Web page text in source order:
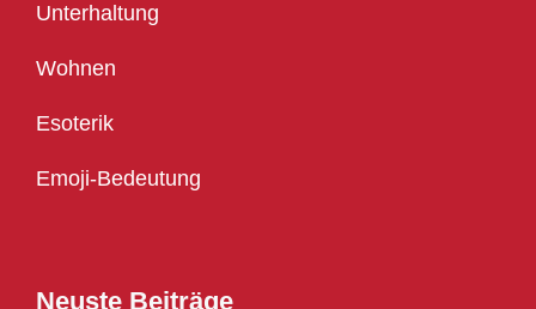
Unterhaltung
Wohnen
Esoterik
Emoji-Bedeutung
Neuste Beiträge